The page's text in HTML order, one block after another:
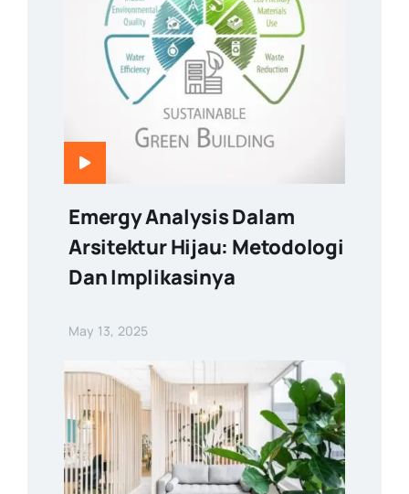
Emergy Analysis Dalam
Arsitektur Hijau: Metodologi
Dan Implikasinya
May 13, 2025